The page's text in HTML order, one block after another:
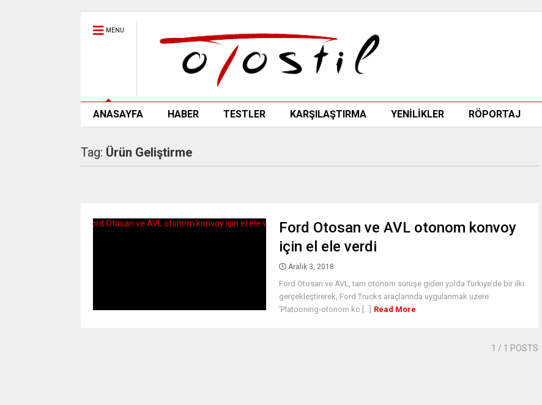
MENU
ANASAYFA HABER TESTLER KARŞILAŞTIRMA YENİLİKLER RÖPORTAJ
Tag: Ürün Geliştirme
Ford Otosan ve AVL otonom konvoy
için el ele verdi
Aralık 3, 2018
Ford Otosan ve AVL, tam otonom sürüşe giden yolda Türkiye’de bir ilki
gerçekleştirerek, Ford Trucks araçlarında uygulanmak üzere
‘Platooning-otonom ko [...] Read More
1 / 1 POSTS